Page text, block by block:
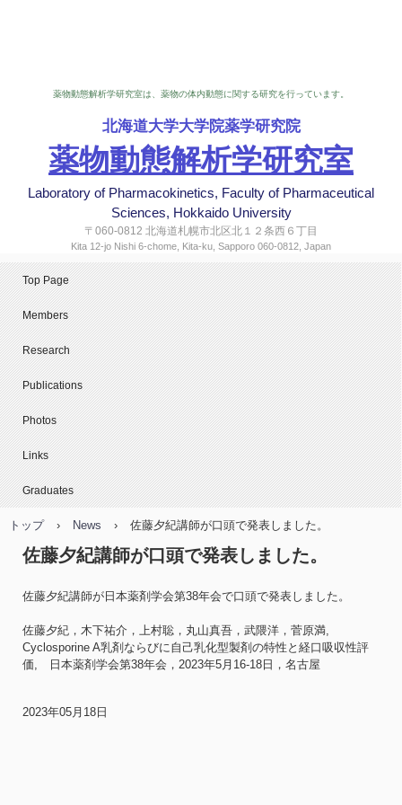
薬物動態解析学研究室は、薬物の体内動態に関する研究を行っています。
北海道大学大学院薬学研究院
薬物動態解析学研究室
Laboratory of Pharmacokinetics, Faculty of Pharmaceutical
Sciences, Hokkaido University
〒060-0812 北海道札幌市北区北１２条西６丁目
Kita 12-jo Nishi 6-chome, Kita-ku, Sapporo 060-0812, Japan
Top Page
Members
Research
Publications
Photos
Links
Graduates
トップ › News › 佐藤夕紀講師が口頭で発表しました。
佐藤夕紀講師が口頭で発表しました。
佐藤夕紀講師が日本薬剤学会第38年会で口頭で発表しました。
佐藤夕紀，木下祐介，上村聡，丸山真吾，武隈洋，菅原満,
Cyclosporine A乳剤ならびに自己乳化型製剤の特性と経口吸収性評
価, 日本薬剤学会第38年会，2023年5月16-18日，名古屋
2023年05月18日